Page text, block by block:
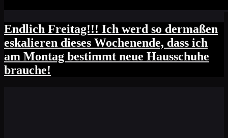
Endlich Freitag!!! Ich werd so dermaßen
eskalieren dieses Wochenende, dass ich
am Montag bestimmt neue Hausschuhe
brauche!